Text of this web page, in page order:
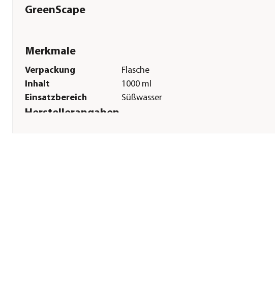
GreenScape
Merkmale
Verpackung
Flasche
Inhalt
1000 ml
Einsatzbereich
Süßwasser
Herstellerangaben